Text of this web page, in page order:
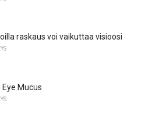
raskaus voi vaikuttaa visioosi
Mucus